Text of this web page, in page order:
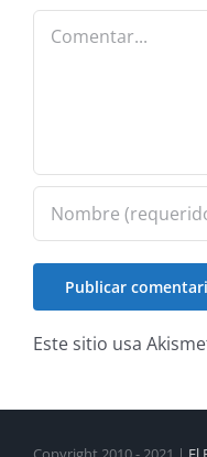
Comentar
Este sitio usa